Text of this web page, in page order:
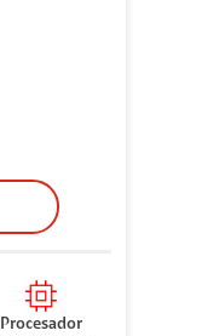
Procesador